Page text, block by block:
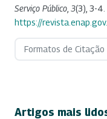
Serviço Público 3(3), 3-4.
https://
Formatos de Citação
Artigos mais